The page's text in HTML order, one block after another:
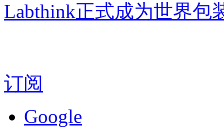
Labthink正式成为世界包
订阅
Google